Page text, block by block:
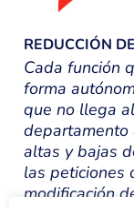
REDUCCIÓN
Cada función
forma
que no llega
departamento
altas y bajas
las peticiones
modificación